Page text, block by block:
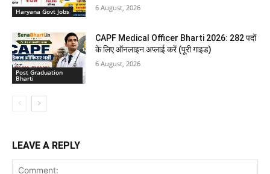
Haryana Govt Jobs 6 August, 2026
Post Graduation
Bharti
CAPF Medical Officer Bharti 2026: 282 पदों
के लिए ऑनलाइन अप्लाई करें (पूरी गाइड)
6 August, 2026
LEAVE A REPLY